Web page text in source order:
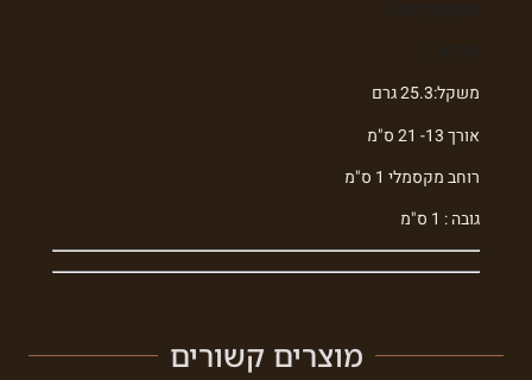
משקל:25.3 גרם
אורך 13- 21 ס"מ
רוחב מקסמלי 1 ס"מ
גובה : 1 ס"מ
מוצרים קשורים